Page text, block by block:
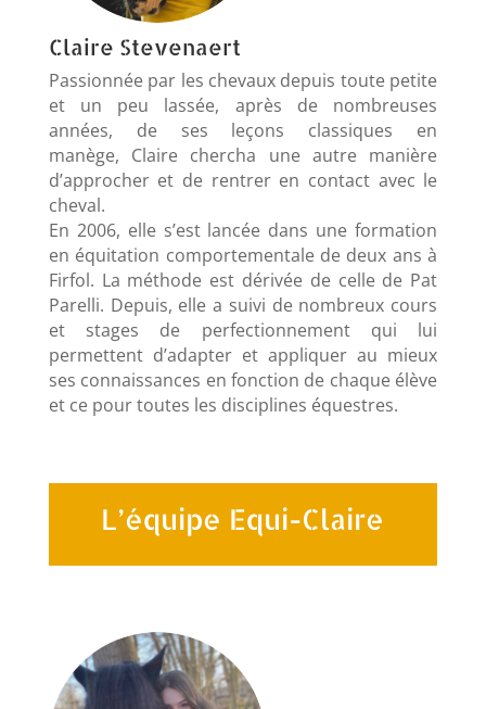
Claire Stevenaert
Passionnée par les chevaux depuis toute petite
et un peu lassée, après de nombreuses
années, de ses leçons classiques en
manège, Claire chercha une autre manière
d’approcher et de rentrer en contact avec le
cheval.
En 2006, elle s’est lancée dans une formation
en équitation comportementale de deux ans à
Firfol. La méthode est dérivée de celle de Pat
Parelli. Depuis, elle a suivi de nombreux cours
et stages de perfectionnement qui lui
permettent d’adapter et appliquer au mieux
ses connaissances en fonction de chaque élève
et ce pour toutes les disciplines équestres.
L’équipe Equi-Claire